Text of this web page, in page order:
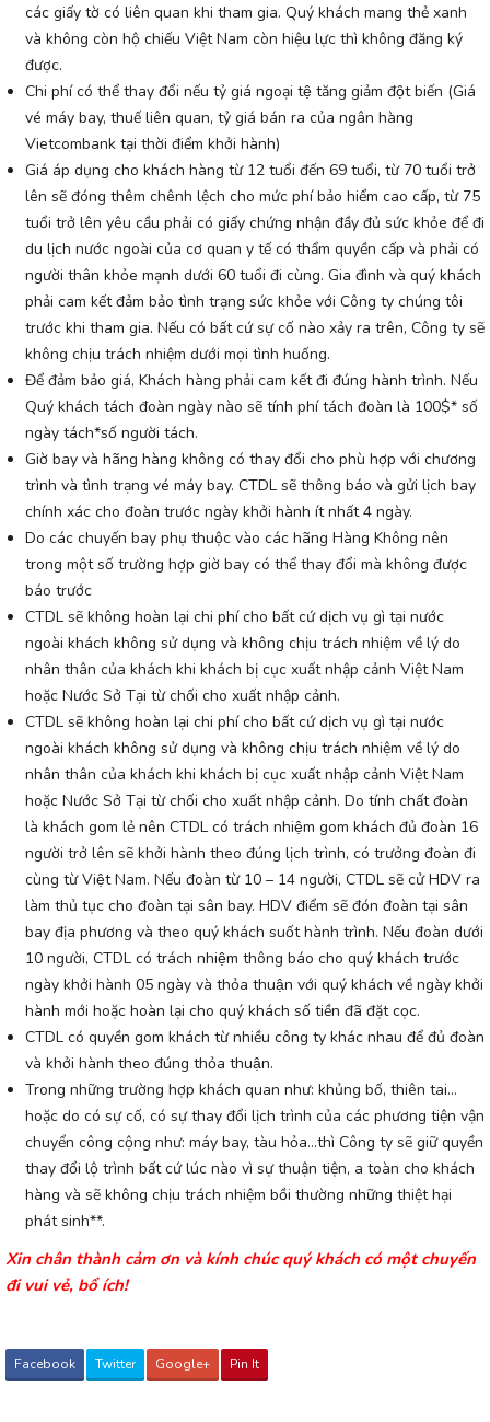
các giấy tờ có liên quan khi tham gia. Quý khách mang thẻ xanh
và không còn hộ chiếu Việt Nam còn hiệu lực thì không đăng ký
được.
Chi phí có thể thay đổi nếu tỷ giá ngoại tệ tăng giảm đột biến (Giá
vé máy bay, thuế liên quan, tỷ giá bán ra của ngân hàng
Vietcombank tại thời điểm khởi hành)
Giá áp dụng cho khách hàng từ 12 tuổi đến 69 tuổi, từ 70 tuổi trở
lên sẽ đóng thêm chênh lệch cho mức phí bảo hiểm cao cấp, từ 75
tuổi trở lên yêu cầu phải có giấy chứng nhận đầy đủ sức khỏe để đi
du lịch nước ngoài của cơ quan y tế có thẩm quyền cấp và phải có
người thân khỏe mạnh dưới 60 tuổi đi cùng. Gia đình và quý khách
phải cam kết đảm bảo tình trạng sức khỏe với Công ty chúng tôi
trước khi tham gia. Nếu có bất cứ sự cố nào xảy ra trên, Công ty sẽ
không chịu trách nhiệm dưới mọi tình huống.
Để đảm bảo giá, Khách hàng phải cam kết đi đúng hành trình. Nếu
Quý khách tách đoàn ngày nào sẽ tính phí tách đoàn là 100$* số
ngày tách*số người tách.
Giờ bay và hãng hàng không có thay đổi cho phù hợp với chương
trình và tình trạng vé máy bay. CTDL sẽ thông báo và gửi lịch bay
chính xác cho đoàn trước ngày khởi hành ít nhất 4 ngày.
Do các chuyến bay phụ thuộc vào các hãng Hàng Không nên
trong một số trường hợp giờ bay có thể thay đổi mà không được
báo trước
CTDL sẽ không hoàn lại chi phí cho bất cứ dịch vụ gì tại nước
ngoài khách không sử dụng và không chịu trách nhiệm về lý do
nhân thân của khách khi khách bị cục xuất nhập cảnh Việt Nam
hoặc Nước Sở Tại từ chối cho xuất nhập cảnh.
CTDL sẽ không hoàn lại chi phí cho bất cứ dịch vụ gì tại nước
ngoài khách không sử dụng và không chịu trách nhiệm về lý do
nhân thân của khách khi khách bị cục xuất nhập cảnh Việt Nam
hoặc Nước Sở Tại từ chối cho xuất nhập cảnh. Do tính chất đoàn
là khách gom lẻ nên CTDL có trách nhiệm gom khách đủ đoàn 16
người trở lên sẽ khởi hành theo đúng lịch trình, có trưởng đoàn đi
cùng từ Việt Nam. Nếu đoàn từ 10 – 14 người, CTDL sẽ cử HDV ra
làm thủ tục cho đoàn tại sân bay. HDV điểm sẽ đón đoàn tại sân
bay địa phương và theo quý khách suốt hành trình. Nếu đoàn dưới
10 người, CTDL có trách nhiệm thông báo cho quý khách trước
ngày khởi hành 05 ngày và thỏa thuận với quý khách về ngày khởi
hành mới hoặc hoàn lại cho quý khách số tiền đã đặt cọc.
CTDL có quyền gom khách từ nhiều công ty khác nhau để đủ đoàn
và khởi hành theo đúng thỏa thuận.
Trong những trường hợp khách quan như: khủng bố, thiên tai…
hoặc do có sự cố, có sự thay đổi lịch trình của các phương tiện vận
chuyển công cộng như: máy bay, tàu hỏa…thì Công ty sẽ giữ quyền
thay đổi lộ trình bất cứ lúc nào vì sự thuận tiện, a toàn cho khách
hàng và sẽ không chịu trách nhiệm bồi thường những thiệt hại
phát sinh**.
Xin chân thành cảm ơn và kính chúc quý khách có một chuyến
đi vui vẻ, bổ ích!
Facebook Twitter Google+ Pin It